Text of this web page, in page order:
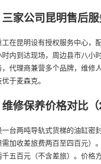
家公司昆明售后
工在昆明设有授权服务中心，
时内到达现场，周边县市八小
代理商兼营多个品牌，维修
于麦森克。
修保养价格对比（
一台两吨导轨式货梯的油缸密
加收差旅费两百至四百元）
千五百元（不含差旅）。价格